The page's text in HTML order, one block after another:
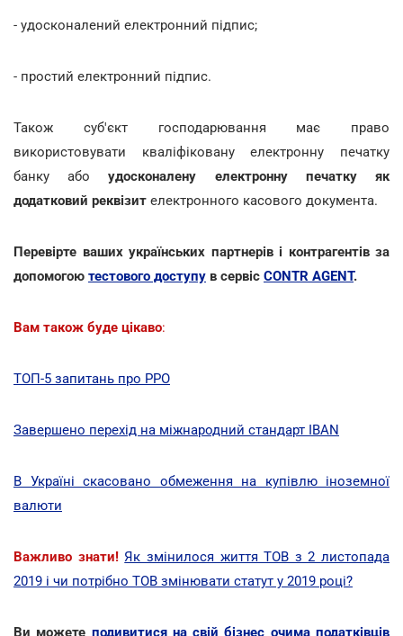
- удосконалений електронний підпис;
- простий електронний підпис.
Також суб'єкт господарювання має право
використовувати кваліфіковану електронну печатку
банку абоудосконалену електронну печатку як
додатковий реквізит електронного касового документа.
Перевірте ваших українських партнерів і контрагентів за
допомогою тестового доступу в сервіс CONTR AGENT.
Вам також буде цікаво:
ТОП-5 запитань про РРО
Завершено перехід на міжнародний стандарт IBAN
В Україні скасовано обмеження на купівлю іноземної
валюти
Важливо знати! Як змінилося життя ТОВ з 2 листопада
2019 і чи потрібно ТОВ змінювати статут у 2019 році?
Ви можете подивитися на свій бізнес очима податківців